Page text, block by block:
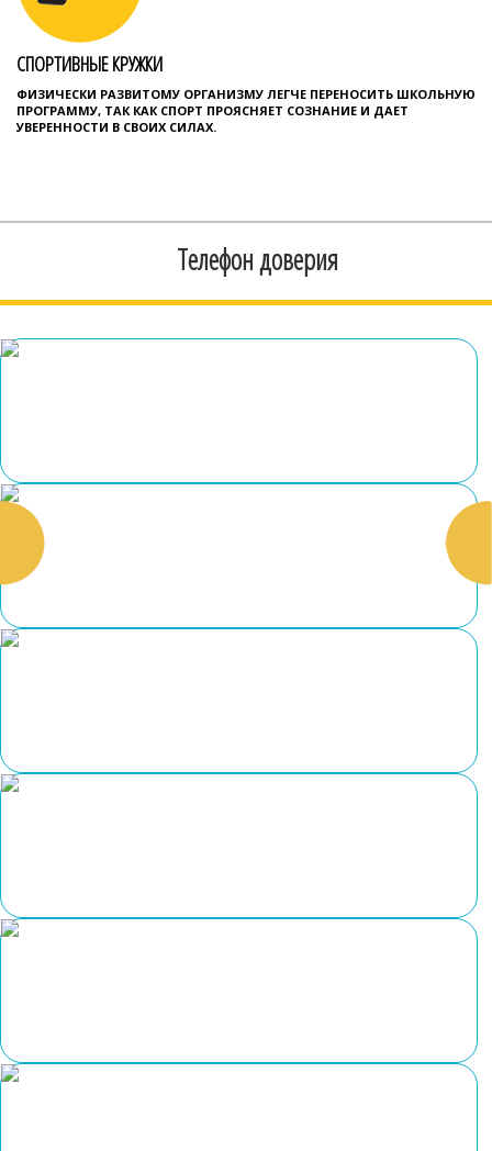
СПОРТИВНЫЕ КРУЖКИ
ФИЗИЧЕСКИ РАЗВИТОМУ ОРГАНИЗМУ ЛЕГЧЕ ПЕРЕНОСИТЬ ШКОЛЬНУЮ
ПРОГРАММУ, ТАК КАК СПОРТ ПРОЯСНЯЕТ СОЗНАНИЕ И ДАЕТ
УВЕРЕННОСТИ В СВОИХ СИЛАХ.
Телефон доверия